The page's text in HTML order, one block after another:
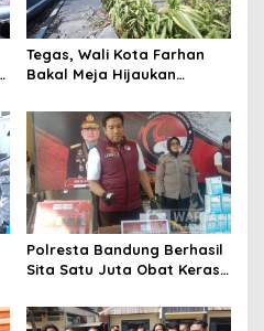
Tegas, Wali Kota Farhan
Bakal Meja Hijaukan
Riau
Polresta Bandung Berhasil
Sita Satu Juta Obat Keras
Kasus Narkoba